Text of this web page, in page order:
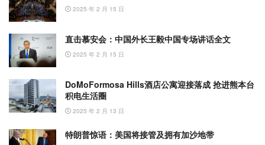
2025 年 2 月 15 日
直击慕安会：中国外长王毅中国专场讲话全文
2025 年 2 月 15 日
DoMoFormosa Hills酒店公寓迎接落成 抢进熊本台
积电生活圈
2025 年 2 月 13 日
特朗普惊语：美国将接管及拥有加沙地带